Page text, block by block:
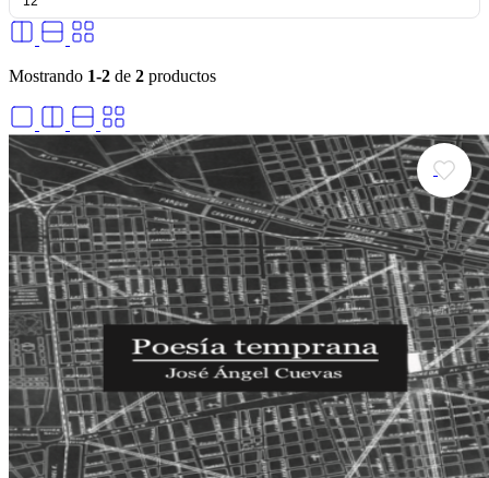
Mostrando 1-2 de 2 productos